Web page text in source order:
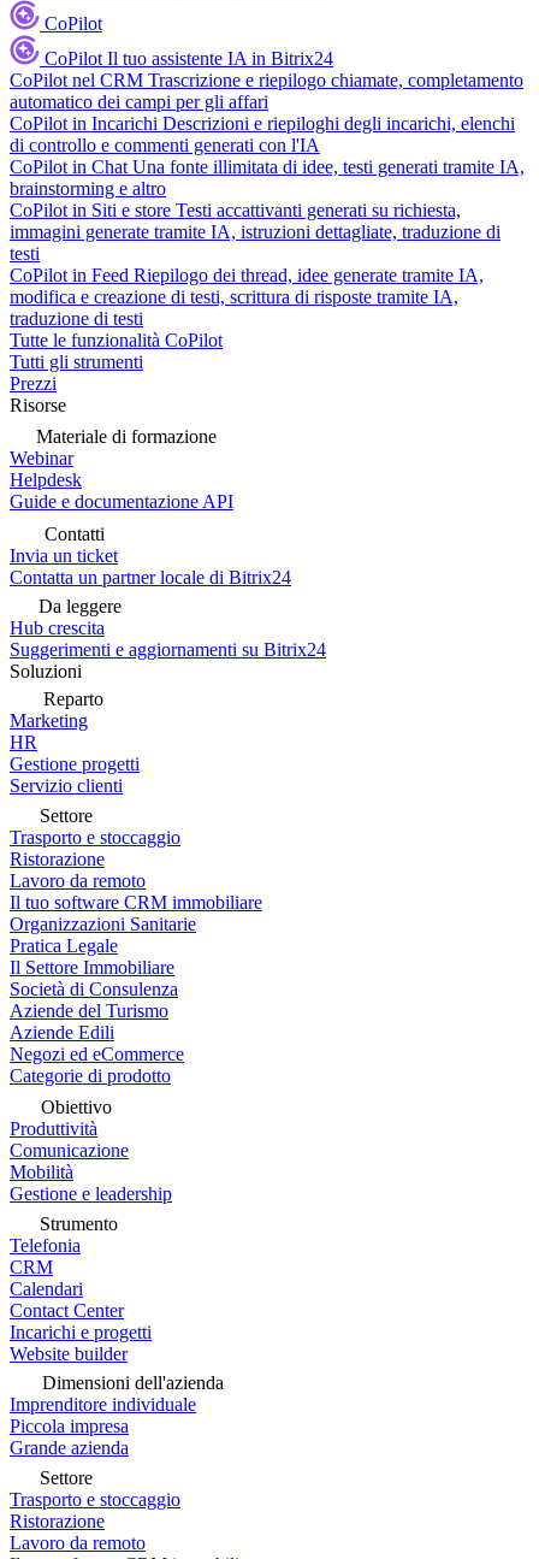
CoPilot
CoPilot Il tuo assistente IA in Bitrix24
CoPilot nel CRM Trascrizione e riepilogo chiamate, completamento
automatico dei campi per gli affari
CoPilot in Incarichi Descrizioni e riepiloghi degli incarichi, elenchi
di controllo e commenti generati con l'IA
CoPilot in Chat Una fonte illimitata di idee, testi generati tramite IA,
brainstorming e altro
CoPilot in Siti e store Testi accattivanti generati su richiesta,
immagini generate tramite IA, istruzioni dettagliate, traduzione di
testi
CoPilot in Feed Riepilogo dei thread, idee generate tramite IA,
modifica e creazione di testi, scrittura di risposte tramite IA,
traduzione di testi
Tutte le funzionalità CoPilot
Tutti gli strumenti
Prezzi
Risorse
Materiale di formazione
Webinar
Helpdesk
Guide e documentazione API
Contatti
Invia un ticket
Contatta un partner locale di Bitrix24
Da leggere
Hub crescita
Suggerimenti e aggiornamenti su Bitrix24
Soluzioni
Reparto
Marketing
HR
Gestione progetti
Servizio clienti
Settore
Trasporto e stoccaggio
Ristorazione
Lavoro da remoto
Il tuo software CRM immobiliare
Organizzazioni Sanitarie
Pratica Legale
Il Settore Immobiliare
Società di Consulenza
Aziende del Turismo
Aziende Edili
Negozi ed eCommerce
Categorie di prodotto
Obiettivo
Produttività
Comunicazione
Mobilità
Gestione e leadership
Strumento
Telefonia
CRM
Calendari
Contact Center
Incarichi e progetti
Website builder
Dimensioni dell'azienda
Imprenditore individuale
Piccola impresa
Grande azienda
Settore
Trasporto e stoccaggio
Ristorazione
Lavoro da remoto